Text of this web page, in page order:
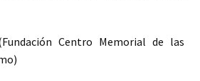
Centro Memorial de las